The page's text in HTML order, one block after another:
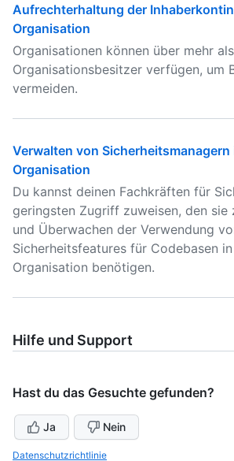
Aufrechterhaltung der
Organisation
Organisationen können über mehr
Organisationsbesitzer verfügen, um
vermeiden.
Verwalten von Sicherheitsmanagern
Organisation
Du kannst deinen Fachkräften für
geringsten Zugriff zuweisen, den sie
und Überwachen der Verwendung
Sicherheitsfeatures für Codebasen
Organisation benötigen.
Hilfe und Support
Hast du das Gesuchte gefunden?
Ja Nein
Datenschutzrichtlinie